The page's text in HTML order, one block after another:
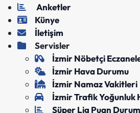
Anketler
Künye
İletişim
Servisler
İzmir Nöbetçi
İzmir Hava Durumu
İzmir Namaz Vakitleri
İzmir Trafik Yoğunluk
Süper Lig Puan